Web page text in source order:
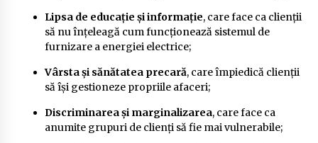
Lipsa de educație și informație, care face ca clienții
să nu înțeleagă cum funcționează sistemul de
furnizare a energiei electrice;
Vârsta și sănătatea precară, care împiedică clienții
să își gestioneze propriile afaceri;
Discriminarea și marginalizarea, care face ca
anumite grupuri de clienți să fie mai vulnerabile;